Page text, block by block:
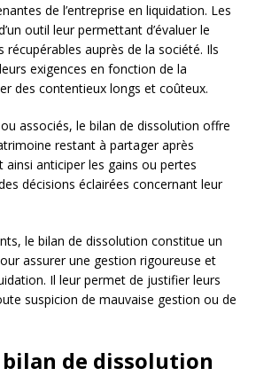
de l’entreprise en liquidation. Les
outil leur permettant d’évaluer le
auprès de la société. Ils
exigences en fonction de la
des contentieux longs et coûteux.
associés, le bilan de dissolution offre
restant à partager après
ainsi anticiper les gains ou pertes
décisions éclairées concernant leur
le bilan de dissolution constitue un
assurer une gestion rigoureuse et
Il leur permet de justifier leurs
suspicion de mauvaise gestion ou de
bilan de dissolution